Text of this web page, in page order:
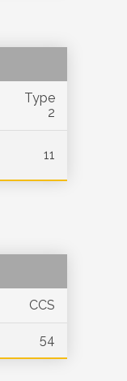
Type
2
11
CCS
54